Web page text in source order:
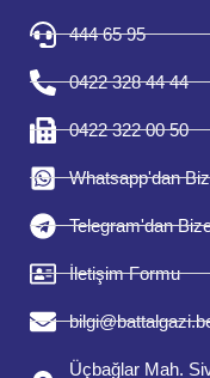
444 65 95
0422 328 44 44
0422 322 00 50
Whatsapp'dan
Telegram'dan
İletişim Formu
Üçbağlar Mah.